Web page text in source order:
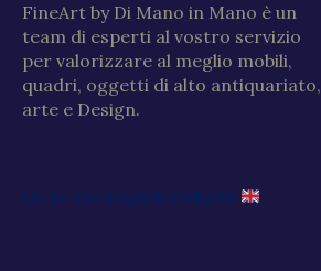
FineArt by Di Mano in Mano è un
team di esperti al vostro servizio
per valorizzare al meglio mobili,
quadri, oggetti di alto antiquariato,
arte e Design.
Go to the English website